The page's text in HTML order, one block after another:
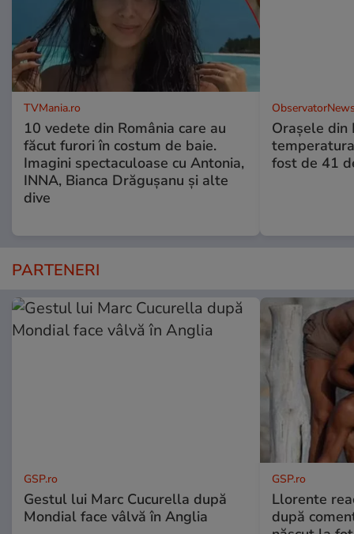
TVMania.ro
10 vedete din România care au
făcut furori în costum de baie.
Imagini spectaculoase cu Antonia,
INNA, Bianca Drăgușanu și alte
dive
Oraşele din
fost de 41
PARTENERI
GSP.ro
Gestul lui Marc Cucurella după
Mondial face vâlvă în Anglia
GSP.ro
Llorente
după